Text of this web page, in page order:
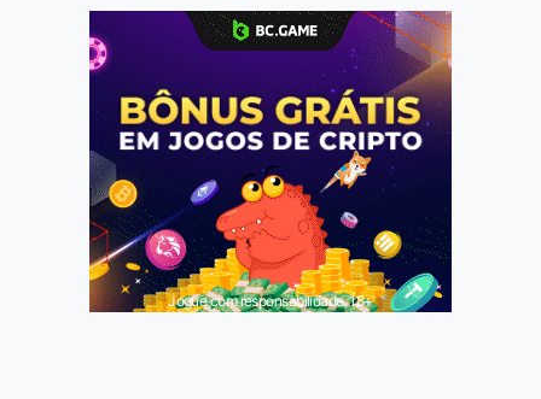
Jogue com responsabilidade. 18+